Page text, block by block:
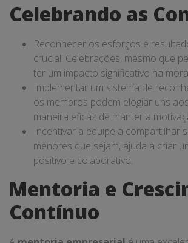
Celebrando as
Reconhecer os esforços e
crucial. Celebrações, mesmo que
ter um impacto significativo na
Implementar um sistema de
os membros podem elogiar uns
maneira eficaz de manter a
Incentivar a equipe a compartilhar
menores que sejam, ajuda a criar
positivo e colaborativo.
Mentoria e
Contínuo